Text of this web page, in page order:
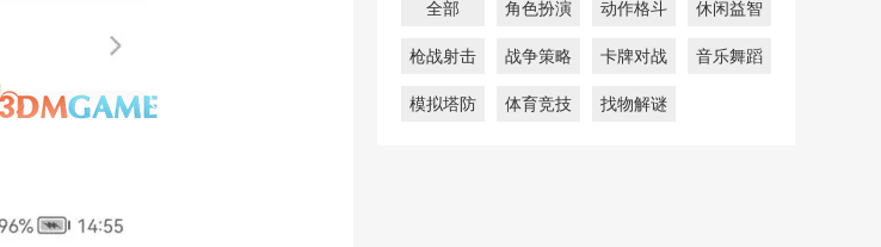
全部 角色扮演 动作格斗 休闲益智
枪战射击 战争策略 卡牌对战 音乐舞蹈
模拟塔防 体育竞技 找物解谜